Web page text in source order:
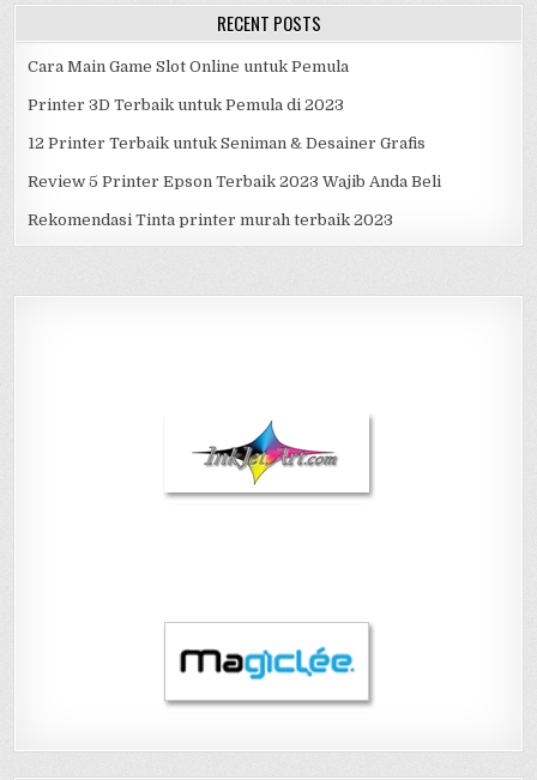
RECENT POSTS
Cara Main Game Slot Online untuk Pemula
Printer 3D Terbaik untuk Pemula di 2023
12 Printer Terbaik untuk Seniman & Desainer Grafis
Review 5 Printer Epson Terbaik 2023 Wajib Anda Beli
Rekomendasi Tinta printer murah terbaik 2023